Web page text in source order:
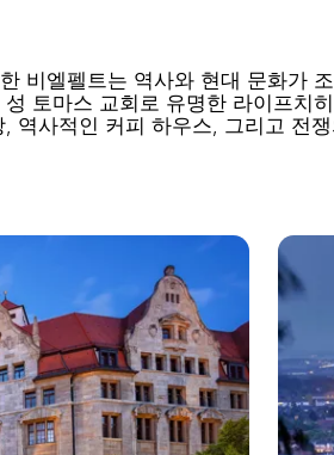
비엘펠트는 역사와 현대 문화가
토마스 교회로 유명한 라이프치
사적인 커피 하우스, 그리고 전